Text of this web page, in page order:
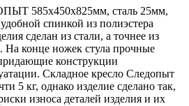
585х450х825мм, сталь 25мм,
спинкой из полиэстера
сделан из стали, а точнее из
На конце ножек стула прочные
конструкции
Складное кресло Следопыт
5 кг, однако изделие сделано так,
износа деталей изделия и их